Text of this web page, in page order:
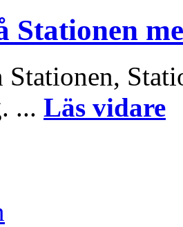
Stationen
Stationen,
... Läs vidare